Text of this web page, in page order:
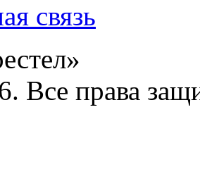
связь
Все права